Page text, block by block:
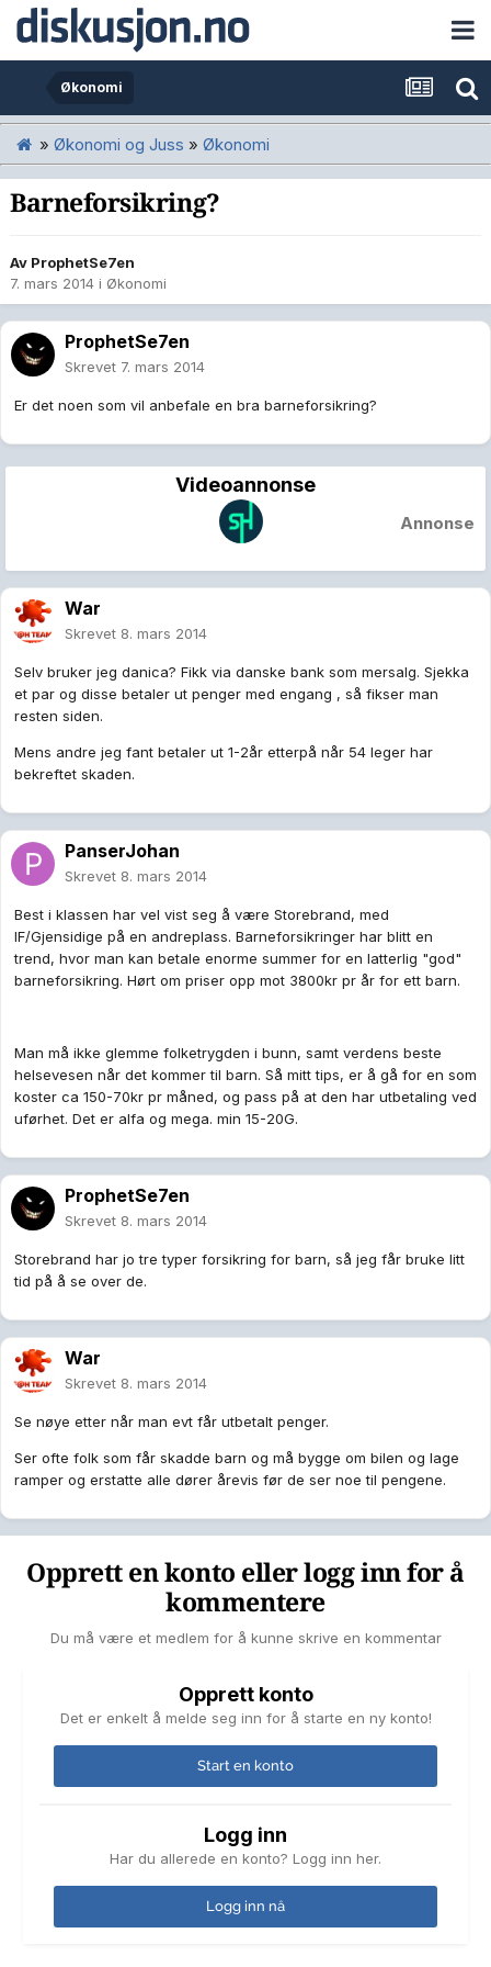
Økonomi
» Økonomi og Juss » Økonomi
Barneforsikring?
Av ProphetSe7en
7. mars 2014 i Økonomi
ProphetSe7en
Skrevet 7. mars 2014
Er det noen som vil anbefale en bra barneforsikring?
Videoannonse
Annonse
War
Skrevet 8. mars 2014
Selv bruker jeg danica? Fikk via danske bank som mersalg. Sjekka
et par og disse betaler ut penger med engang , så fikser man
resten siden.
Mens andre jeg fant betaler ut 1-2år etterpå når 54 leger har
bekreftet skaden.
PanserJohan
Skrevet 8. mars 2014
Best i klassen har vel vist seg å være Storebrand, med
IF/Gjensidige på en andreplass. Barneforsikringer har blitt en
trend, hvor man kan betale enorme summer for en latterlig "god"
barneforsikring. Hørt om priser opp mot 3800kr pr år for ett barn.
Man må ikke glemme folketrygden i bunn, samt verdens beste
helsevesen når det kommer til barn. Så mitt tips, er å gå for en som
koster ca 150-70kr pr måned, og pass på at den har utbetaling ved
uførhet. Det er alfa og mega. min 15-20G.
ProphetSe7en
Skrevet 8. mars 2014
Storebrand har jo tre typer forsikring for barn, så jeg får bruke litt
tid på å se over de.
War
Skrevet 8. mars 2014
Se nøye etter når man evt får utbetalt penger.
Ser ofte folk som får skadde barn og må bygge om bilen og lage
ramper og erstatte alle dører årevis før de ser noe til pengene.
Opprett en konto eller logg inn for å
kommentere
Du må være et medlem for å kunne skrive en kommentar
Opprett konto
Det er enkelt å melde seg inn for å starte en ny konto!
Start en konto
Logg inn
Har du allerede en konto? Logg inn her.
Logg inn nå